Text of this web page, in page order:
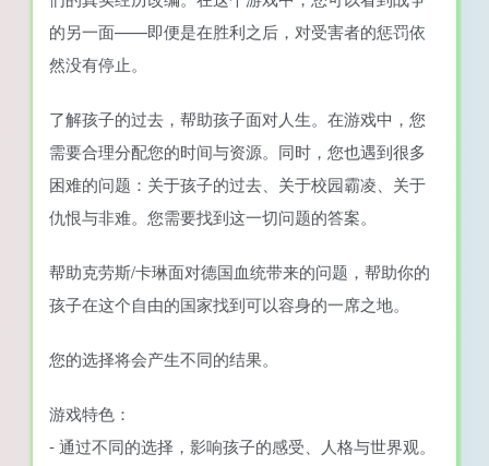
的另一面——即便是在胜利之后，对受害者的惩罚依
然没有停止。
了解孩子的过去，帮助孩子面对人生。在游戏中，您
需要合理分配您的时间与资源。同时，您也遇到很多
困难的问题：关于孩子的过去、关于校园霸凌、关于
仇恨与非难。您需要找到这一切问题的答案。
帮助克劳斯/卡琳面对德国血统带来的问题，帮助你的
孩子在这个自由的国家找到可以容身的一席之地。
您的选择将会产生不同的结果。
游戏特色：
- 通过不同的选择，影响孩子的感受、人格与世界观。